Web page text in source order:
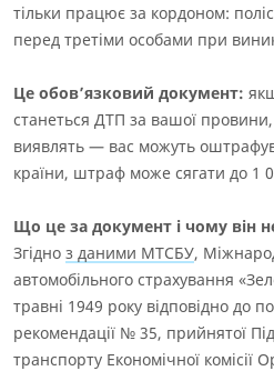
тільки працює за кордоном:
перед третіми особами при
Це обов’язковий документ:
станеться ДТП за вашої
виявлять — вас можуть
країни, штраф може сягати до 1
Що це за документ і чому він
Згідно з даними МТСБУ,
автомобільного страхування
травні 1949 року відповідно до
рекомендації № 35, прийнятої
транспорту Економічної комісії